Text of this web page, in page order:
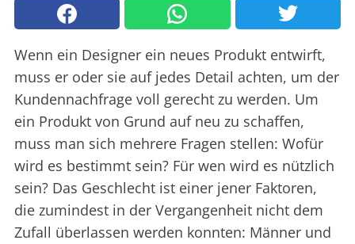
Wenn ein Designer ein neues Produkt entwirft,
muss er oder sie auf jedes Detail achten, um der
Kundennachfrage voll gerecht zu werden. Um
ein Produkt von Grund auf neu zu schaffen,
muss man sich mehrere Fragen stellen: Wofür
wird es bestimmt sein? Für wen wird es nützlich
sein? Das Geschlecht ist einer jener Faktoren,
die zumindest in der Vergangenheit nicht dem
Zufall überlassen werden konnten: Männer und